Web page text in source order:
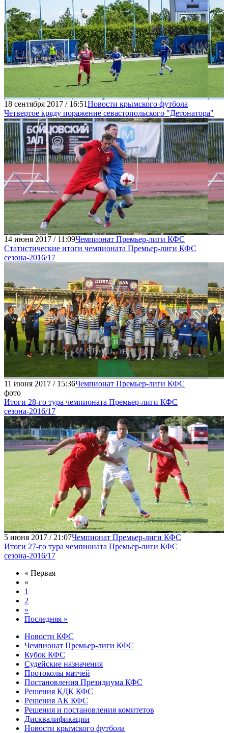
18 сентября 2017 / 16:51Новости крымского футбола
Четвертое кряду поражение севастопольского "Детонатора"
14 июня 2017 / 11:09Чемпионат Премьер-лиги КФС
Статистические итоги чемпионата Премьер-лиги КФС
сезона-2016/17
11 июня 2017 / 15:36Чемпионат Премьер-лиги КФС
фото
Итоги 28-го тура чемпионата Премьер-лиги КФС
сезона-2016/17
5 июня 2017 / 21:07Чемпионат Премьер-лиги КФС
Итоги 27-го тура чемпионата Премьер-лиги КФС
сезона-2016/17
« Первая
«
1
2
»
Последняя »
Новости КФС
Чемпионат Премьер-лиги КФС
Кубок КФС
Судейские назначения
Протоколы матчей
Постановления Президиума КФС
Решения КДК КФС
Решения АК КФС
Решения и постановления комитетов
Дисквалификации
Новости крымского футбола